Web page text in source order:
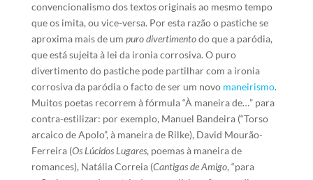
convencionalismo dos textos originais ao mesmo tempo
que os imita, ou vice-versa. Por esta razão o pastiche se
aproxima mais de um puro divertimentodo que a paródia,
que está sujeita à lei da ironia corrosiva. O puro
divertimento do pastiche pode partilhar com a ironia
corrosiva da paródia o facto de ser um novo maneirismo.
Muitos poetas recorrem à fórmula “À maneira de…” para
contra-estilizar: por exemplo, Manuel Bandeira (“Torso
arcaico de Apolo”, à maneira de Rilke), David Mourão-
Ferreira (Os Lúcidos Lugares, poemas à maneira de
romances), Natália Correia (Cantigas de Amigo, “para